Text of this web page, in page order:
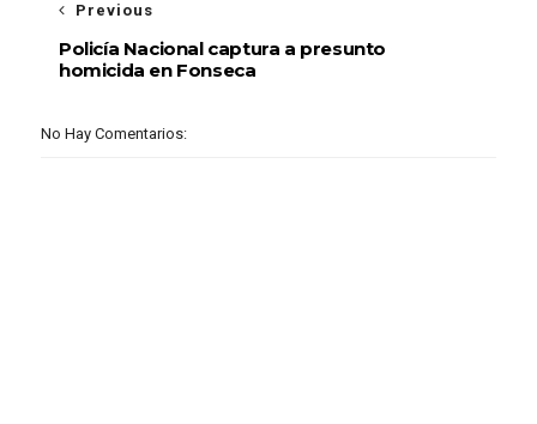
Previous
Policía Nacional captura a presunto
homicida en Fonseca
No Hay Comentarios: